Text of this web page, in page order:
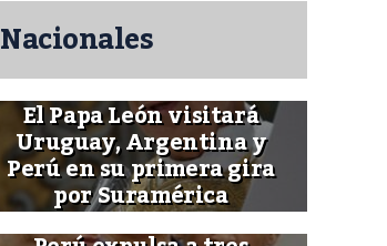
Nacionales
El Papa León visitará
Uruguay, Argentina y
Perú en su primera gira
por Suramérica